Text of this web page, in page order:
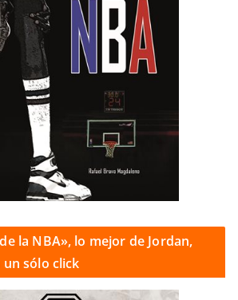
la NBA», lo mejor de Jordan,
sólo click